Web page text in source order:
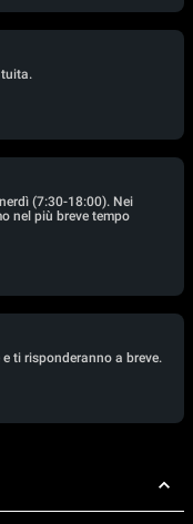
(7:30-18:00). Nei
nel più breve tempo
ti risponderanno a breve.